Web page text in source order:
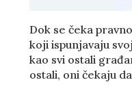
Dok se čeka
koji ispunjavaju
kao svi ostali
ostali, oni čekaju